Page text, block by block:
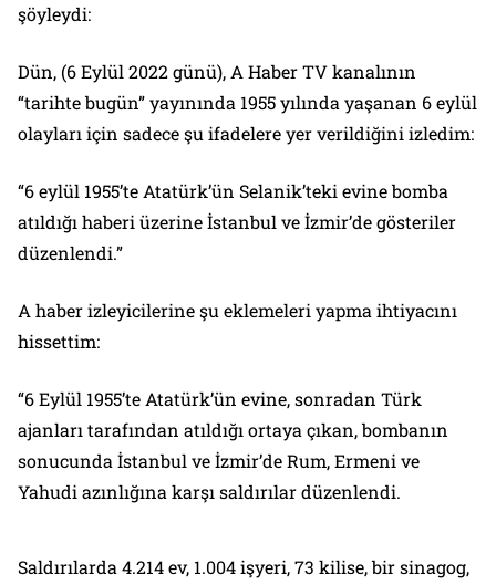
şöyleydi:
Dün, (6 Eylül 2022 günü), A Haber TV kanalının
“tarihte bugün” yayınında 1955 yılında yaşanan 6 eylül
olayları için sadece şu ifadelere yer verildiğini izledim:
“6 eylül 1955’te Atatürk’ün Selanik’teki evine bomba
atıldığı haberi üzerine İstanbul ve İzmir’de gösteriler
düzenlendi.”
A haber izleyicilerine şu eklemeleri yapma ihtiyacını
hissettim:
“6 Eylül 1955’te Atatürk’ün evine, sonradan Türk
ajanları tarafından atıldığı ortaya çıkan, bombanın
sonucunda İstanbul ve İzmir’de Rum, Ermeni ve
Yahudi azınlığına karşı saldırılar düzenlendi.
Saldırılarda 4.214 ev, 1.004 işyeri, 73 kilise, bir sinagog,